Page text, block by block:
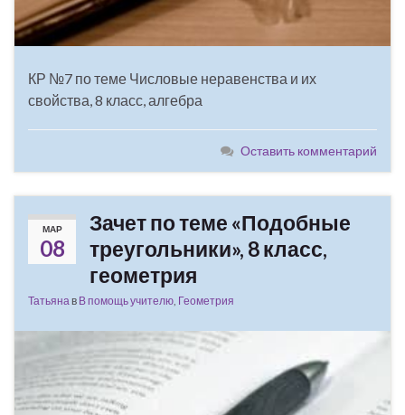
КР №7 по теме Числовые неравенства и их
свойства, 8 класс, алгебра
Оставить комментарий
МАР
08
Зачет по теме «Подобные
треугольники», 8 класс,
геометрия
Татьяна в В помощь учителю Геометрия